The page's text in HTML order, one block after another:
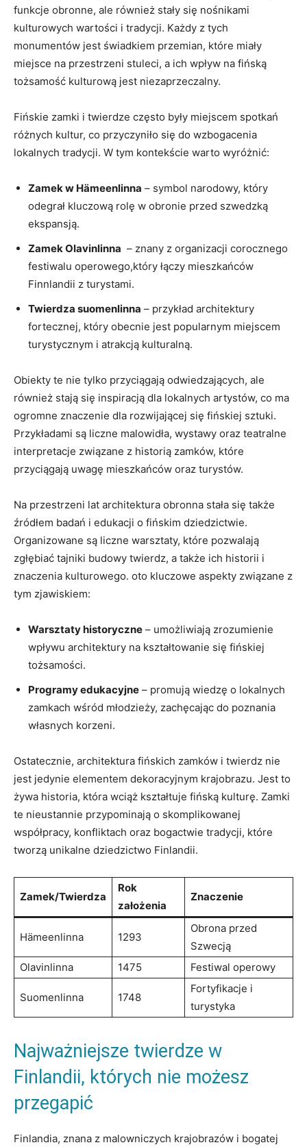
funkcje obronne, ale również stały się nośnikami
kulturowych wartości i tradycji. Każdy z‌ tych
monumentów jest świadkiem przemian, które miały
miejsce na przestrzeni stuleci, a ich wpływ na fińską
tożsamość kulturową jest niezaprzeczalny.
Fińskie zamki i twierdze⁤ często były miejscem ​spotkań
⁤różnych kultur, co przyczyniło się do wzbogacenia
lokalnych tradycji. W tym kontekście warto ⁤wyróżnić:
Zamek w Hämeenlinna – symbol narodowy, który
odegrał kluczową rolę ​w obronie przed szwedzką
ekspansją.
Zamek Olavinlinna ⁢ – znany z organizacji corocznego
festiwalu operowego,który łączy mieszkańców
Finnlandii z turystami.
Twierdza suomenlinna – przykład architektury
fortecznej, który obecnie⁣ jest ⁣popularnym miejscem
turystycznym i atrakcją kulturalną.
Obiekty te⁢ nie tylko przyciągają odwiedzających, ale
również stają się inspiracją dla lokalnych ⁣artystów, co ma
⁣ogromne znaczenie dla​ rozwijającej się fińskiej sztuki.
Przykładami są liczne malowidła, ​wystawy oraz teatralne
⁤interpretacje związane z historią zamków, które
⁢przyciągają uwagę mieszkańców oraz⁣ turystów.
Na przestrzeni lat architektura obronna stała się także
źródłem badań i ‌edukacji o fińskim dziedzictwie.
Organizowane są ‌liczne warsztaty, które pozwalają
zgłębiać tajniki budowy ⁤twierdz, a także⁣ ich historii i
znaczenia kulturowego. oto​ kluczowe aspekty‍ związane z
tym zjawiskiem:
Warsztaty historyczne – umożliwiają zrozumienie
wpływu​ architektury na ⁢kształtowanie się fińskiej​
tożsamości.
Programy edukacyjne – promują wiedzę ‍o lokalnych
zamkach wśród młodzieży, zachęcając do poznania
własnych ⁤korzeni.
Ostatecznie, architektura fińskich zamków i twierdz⁤ nie
jest jedynie elementem dekoracyjnym krajobrazu. Jest to
żywa historia,‍ która wciąż kształtuje fińską ​kulturę. Zamki⁣
te nieustannie przypominają o skomplikowanej
współpracy, konfliktach ⁣oraz bogactwie‌ tradycji,‌ które
tworzą unikalne dziedzictwo Finlandii.
Zamek/Twierdza
Rok
założenia
Znaczenie
Hämeenlinna 1293
Obrona przed
⁢Szwecją
Olavinlinna
1475 Festiwal operowy
Suomenlinna 1748
Fortyfikacje⁣ i
turystyka
Najważniejsze twierdze w
Finlandii, których nie możesz
przegapić
Finlandia,⁤ znana z malowniczych krajobrazów i bogatej